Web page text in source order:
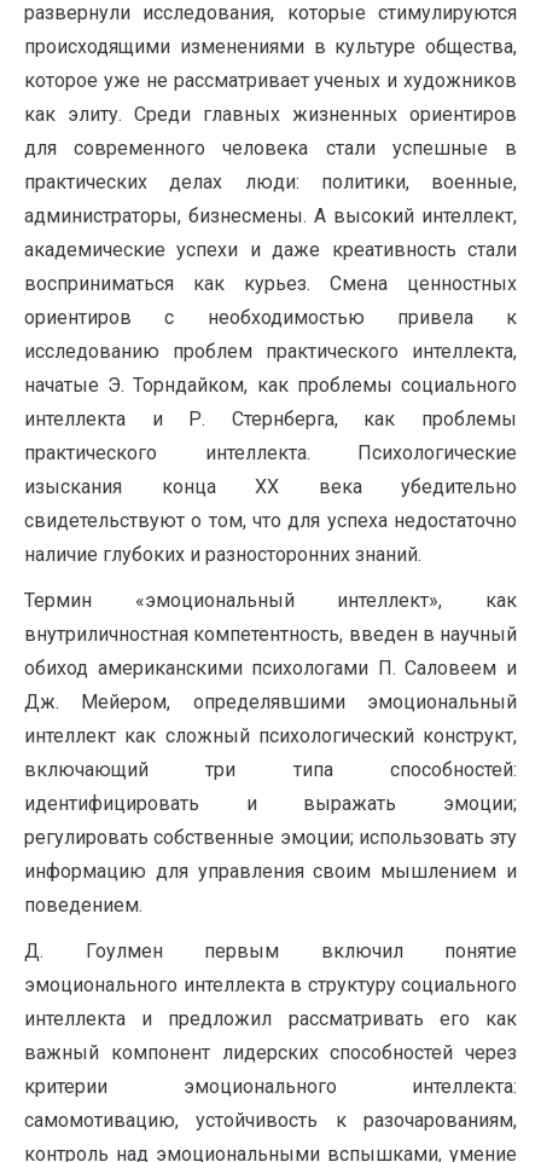
развернули исследования, которые стимулируются
происходящими изменениями в культуре общества,
которое уже не рассматривает ученых и художников
как элиту. Среди главных жизненных ориентиров
для современного человека стали успешные в
практических делах люди: политики, военные,
администраторы, бизнесмены. А высокий интеллект,
академические успехи и даже креативность стали
восприниматься как курьез. Смена ценностных
ориентиров с необходимостью привела к
исследованию проблем практического интеллекта,
начатые Э. Торндайком, как проблемы социального
интеллекта и Р. Стернберга, как проблемы
практического интеллекта. Психологические
изыскания конца ХХ века убедительно
свидетельствуют о том, что для успеха недостаточно
наличие глубоких и разносторонних знаний.
Термин «эмоциональный интеллект», как
внутриличностная компетентность, введен в научный
обиход американскими психологами П. Саловеем и
Дж. Мейером, определявшими эмоциональный
интеллект как сложный психологический конструкт,
включающий три типа способностей:
идентифицировать и выражать эмоции;
регулировать собственные эмоции; использовать эту
информацию для управления своим мышлением и
поведением.
Д. Гоулмен первым включил понятие
эмоционального интеллекта в структуру социального
интеллекта и предложил рассматривать его как
важный компонент лидерских способностей через
критерии эмоционального интеллекта:
самомотивацию, устойчивость к разочарованиям,
контроль над эмоциональными вспышками, умение